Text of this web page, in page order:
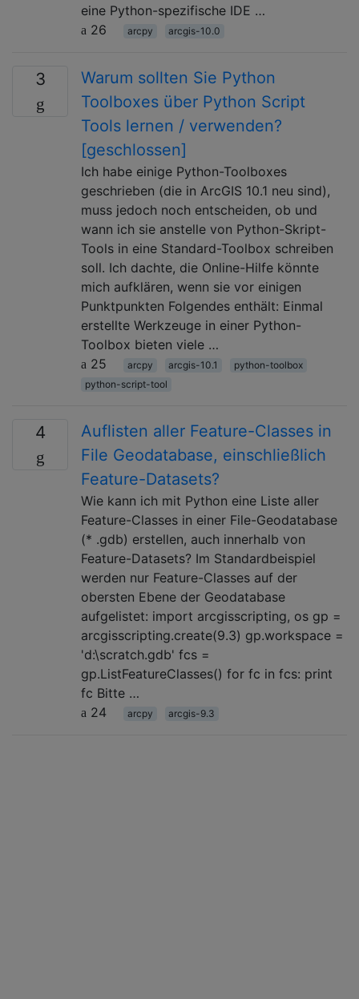
eine Python-spezifische IDE …
26
arcpy arcgis-10.0
3
Warum sollten Sie Python
Toolboxes über Python Script
Tools lernen / verwenden?
[geschlossen]
Ich habe einige Python-Toolboxes
geschrieben (die in ArcGIS 10.1 neu sind),
muss jedoch noch entscheiden, ob und
wann ich sie anstelle von Python-Skript-
Tools in eine Standard-Toolbox schreiben
soll. Ich dachte, die Online-Hilfe könnte
mich aufklären, wenn sie vor einigen
Punktpunkten Folgendes enthält: Einmal
erstellte Werkzeuge in einer Python-
Toolbox bieten viele …
25
arcpy arcgis-10.1
python-toolbox
python-script-tool
4
Auflisten aller Feature-Classes in
File Geodatabase, einschließlich
Feature-Datasets?
Wie kann ich mit Python eine Liste aller
Feature-Classes in einer File-Geodatabase
(* .gdb) erstellen, auch innerhalb von
Feature-Datasets? Im Standardbeispiel
werden nur Feature-Classes auf der
obersten Ebene der Geodatabase
aufgelistet: import arcgisscripting, os gp =
arcgisscripting.create(9.3) gp.workspace =
'd:\scratch.gdb' fcs =
gp.ListFeatureClasses() for fc in fcs: print
fc Bitte …
24
arcpy arcgis-9.3